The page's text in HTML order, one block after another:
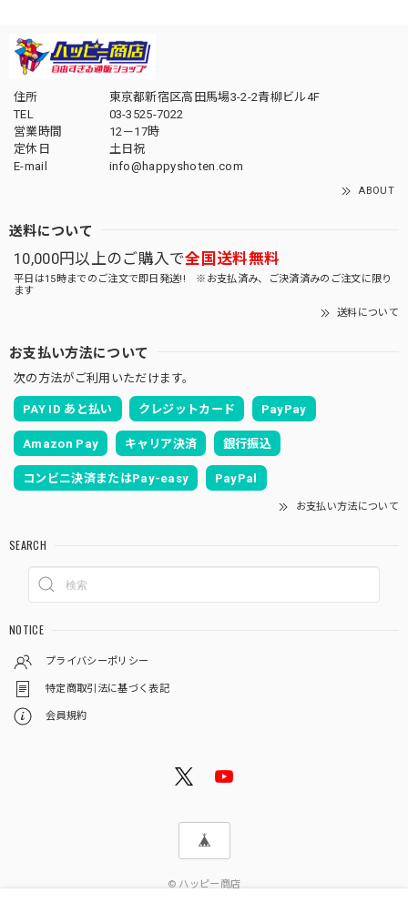
住所
東京都新宿区高田馬場3-2-2青柳ビル4F
TEL
03-3525-7022
営業時間
12－17時
定休日
土日祝
E-mail
info@happyshoten.com
ABOUT
送料について
10,000円以上のご購入で全国送料無料
平日は15時までのご注文で即日発送!! ※お支払済み、ご決済済みのご注文に限り
ます
送料について
お支払い方法について
次の方法がご利用いただけます。
PAY ID あと払い クレジットカード PayPay
Amazon Pay キャリア決済 銀行振込
コンビニ決済またはPay-easy PayPal
お支払い方法について
SEARCH
NOTICE
プライバシーポリシー
特定商取引法に基づく表記
会員規約
© ハッピー商店